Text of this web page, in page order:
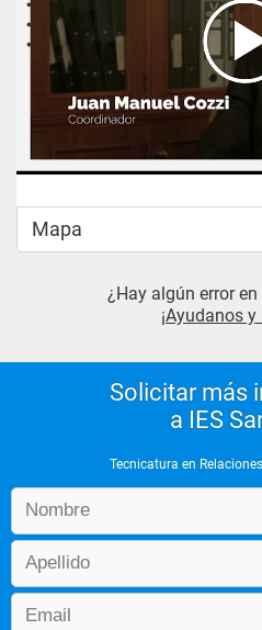
Mapa
¿Hay algún error
¡Ayudanos
Solicitar más
a IES
Tecnicatura en